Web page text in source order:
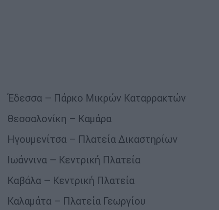
Έδεσσα – Πάρκο Μικρών Καταρρακτών
Θεσσαλονίκη – Καμάρα
Ηγουμενίτσα – Πλατεία Δικαστηρίων
Ιωάννινα – Κεντρική Πλατεία
Καβάλα – Κεντρική Πλατεία
Καλαμάτα – Πλατεία Γεωργίου